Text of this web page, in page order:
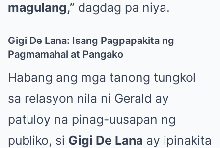
magulang,” dagdag pa niya.
Gigi De Lana: Isang Pagpapakita ng
Pagmamahal at Pangako
Habang ang mga tanong tungkol
sa relasyon nila ni Gerald ay
patuloy na pinag-uusapan ng
publiko, si Gigi De Lana ay ipinakita